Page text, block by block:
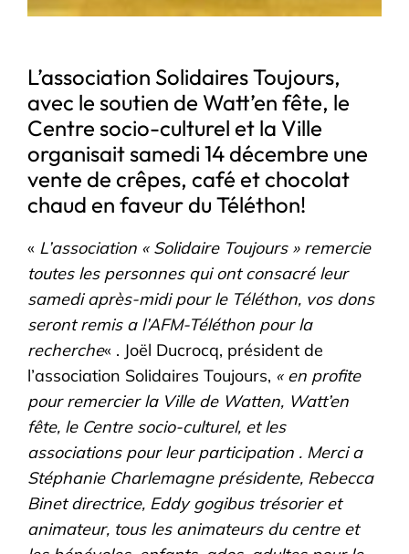
L’association Solidaires Toujours,
avec le soutien de Watt’en fête, le
Centre socio-culturel et la Ville
organisait samedi 14 décembre une
vente de crêpes, café et chocolat
chaud en faveur du Téléthon!
« L’association « Solidaire Toujours » remercie
toutes les personnes qui ont consacré leur
samedi après-midi pour le Téléthon, vos dons
seront remis a l’AFM-Téléthon pour la
recherche« . Joël Ducrocq, président de
l’association Solidaires Toujours, « en profite
pour remercier la Ville de Watten, Watt’en
fête, le Centre socio-culturel, et les
associations pour leur participation . Merci a
Stéphanie Charlemagne présidente, Rebecca
Binet directrice, Eddy gogibus trésorier et
animateur, tous les animateurs du centre et